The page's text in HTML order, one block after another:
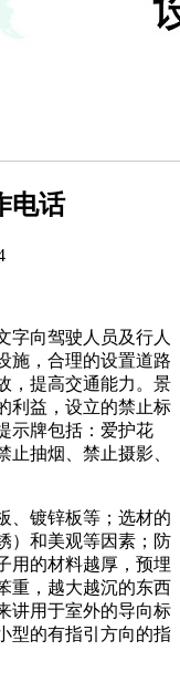
电话
字向驾驶人员及行人
施，合理的设置道路
，提高交通能力。景
利益，设立的禁止标
示牌包括：爱护花
抽烟、禁止摄影、
、镀锌板等；选材的
）和美观等因素；防
用的材料越厚，预埋
重，越大越沉的东西
讲用于室外的导向标
型的有指引方向的指